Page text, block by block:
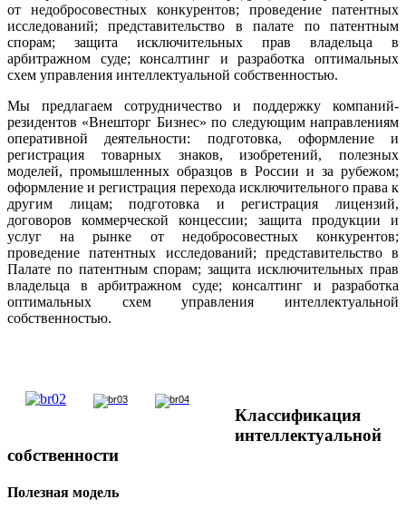
от недобросовестных конкурентов; проведение патентных
исследований; представительство в палате по патентным
спорам; защита исключительных прав владельца в
арбитражном суде; консалтинг и разработка оптимальных
схем управления интеллектуальной собственностью.
Мы предлагаем сотрудничество и поддержку компаний-
резидентов «Внешторг Бизнес» по следующим направлениям
оперативной деятельности: подготовка, оформление и
регистрация товарных знаков, изобретений, полезных
моделей, промышленных образцов в России и за рубежом;
оформление и регистрация перехода исключительного права к
другим лицам; подготовка и регистрация лицензий,
договоров коммерческой концессии; защита продукции и
услуг на рынке от недобросовестных конкурентов;
проведение патентных исследований; представительство в
Палате по патентным спорам; защита исключительных прав
владельца в арбитражном суде; консалтинг и разработка
оптимальных схем управления интеллектуальной
собственностью.
Классификация
интеллектуальной
собственности
Полезная модель